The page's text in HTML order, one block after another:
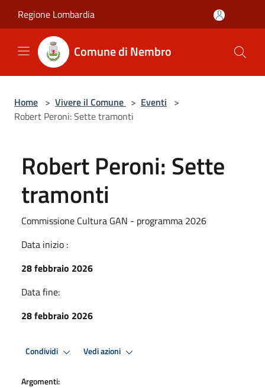
Regione Lombardia
Comune di Nembro
Home > Vivere il Comune > Eventi >
Robert Peroni: Sette tramonti
Robert Peroni: Sette
tramonti
Commissione Cultura GAN - programma 2026
Data inizio :
28 febbraio 2026
Data fine:
28 febbraio 2026
Condividi Vedi azioni
Argomenti: